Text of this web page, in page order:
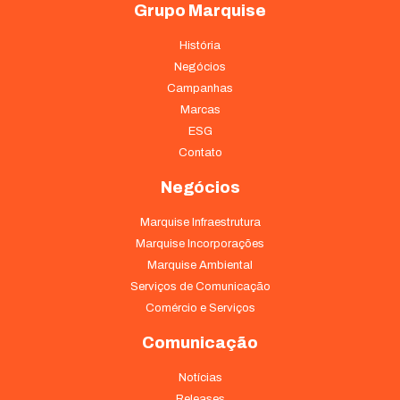
Grupo Marquise
História
Negócios
Campanhas
Marcas
ESG
Contato
Negócios
Marquise Infraestrutura
Marquise Incorporações
Marquise Ambiental
Serviços de Comunicação
Comércio e Serviços
Comunicação
Notícias